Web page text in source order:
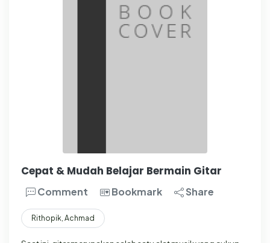
Cepat & Mudah Belajar Bermain Gitar
Comment Bookmark Share
Rithopik, Achmad